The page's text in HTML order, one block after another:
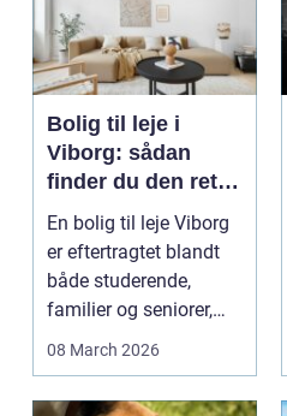
Bolig til leje i
Viborg: sådan
finder du den rette
lejlighed
En bolig til leje Viborg
er eftertragtet blandt
både studerende,
familier og seniorer,
fordi b...
08 March 2026